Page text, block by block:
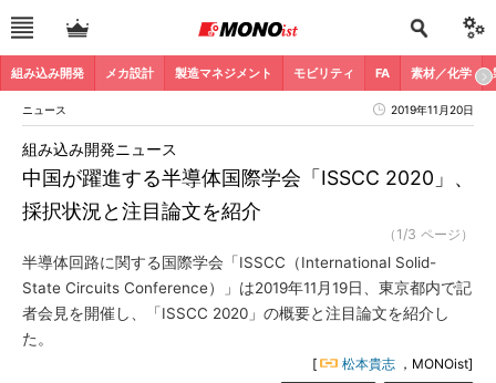
組み込み開発 メカ設計 製造マネジメント モビリティ FA 素材／化学
ニュース 2019年11月20日
中国が躍進する半導体国際学会「ISSCC 2020」、
採択状況と注目論文を紹介
組み込み開発ニュース
（1/3 ページ）
半導体回路に関する国際学会「ISSCC（International Solid-
State Circuits Conference）」は2019年11月19日、東京都内で記
者会見を開催し、「ISSCC 2020」の概要と注目論文を紹介し
た。
[ 松本貴志 ，MONOist]